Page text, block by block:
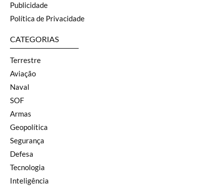
Publicidade
Política de Privacidade
CATEGORIAS
Terrestre
Aviação
Naval
SOF
Armas
Geopolítica
Segurança
Defesa
Tecnologia
Inteligência